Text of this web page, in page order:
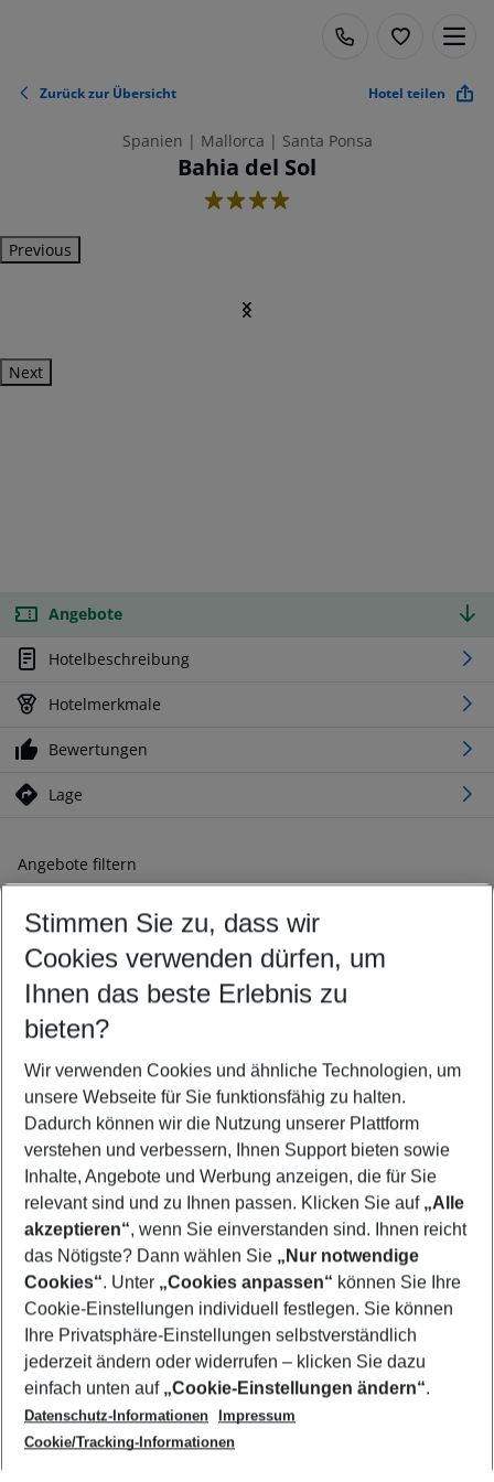
Zurück zur Übersicht Hotel teilen
Spanien | Mallorca | Santa Ponsa
Bahia del Sol
4
Previous
Next
Angebote
Hotelbeschreibung
Hotelmerkmale
Bewertungen
Lage
Angebote filtern
Ändern Sie Ihre Kriterien nach Ihren Wünschen
Abflughafen wählen
Beliebiger Abflughafen
Reisezeitraum wählen
10.08.26– 08.08.27 5-8 Nächte
2 Erwachsene Keine Kinder
Mehr Filter anzeigen
Footer
Footer navigation
Über uns
AGB
Cookie-Einstellungen ändern
Cookie-Richtlinie
Datenschutz
Service & Hilfe
Barrierefreies Reisen
Check-in
Folgen Sie uns
Stimmen Sie zu, dass wir
Cookies verwenden dürfen, um
Ihnen das beste Erlebnis zu
bieten?
Wir verwenden Cookies und ähnliche Technologien, um
unsere Webseite für Sie funktionsfähig zu halten.
Dadurch können wir die Nutzung unserer Plattform
verstehen und verbessern, Ihnen Support bieten sowie
Inhalte, Angebote und Werbung anzeigen, die für Sie
relevant sind und zu Ihnen passen. Klicken Sie auf „Alle
akzeptieren“, wenn Sie einverstanden sind. Ihnen reicht
das Nötigste? Dann wählen Sie „Nur notwendige
Cookies“. Unter „Cookies anpassen“ können Sie Ihre
Cookie-Einstellungen individuell festlegen. Sie können
Ihre Privatsphäre-Einstellungen selbstverständlich
jederzeit ändern oder widerrufen – klicken Sie dazu
einfach unten auf „Cookie-Einstellungen ändern“.
Datenschutz-Informationen
Impressum
Cookie/Tracking-Informationen